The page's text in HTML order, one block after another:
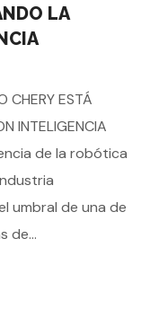
LA
CHERY ESTÁ
INTELIGENCIA
de la robótica
umbral de una de
de...